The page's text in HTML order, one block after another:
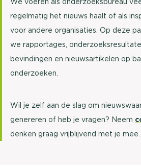
regelmatig het nieuws haalt of als
voor andere organisaties. Op deze
we rapportages,
bevindingen en nieuwsartikelen op
onderzoeken.
Wil je zelf aan de slag om
genereren of heb je vragen? Neem
denken graag vrijblijvend met je mee.